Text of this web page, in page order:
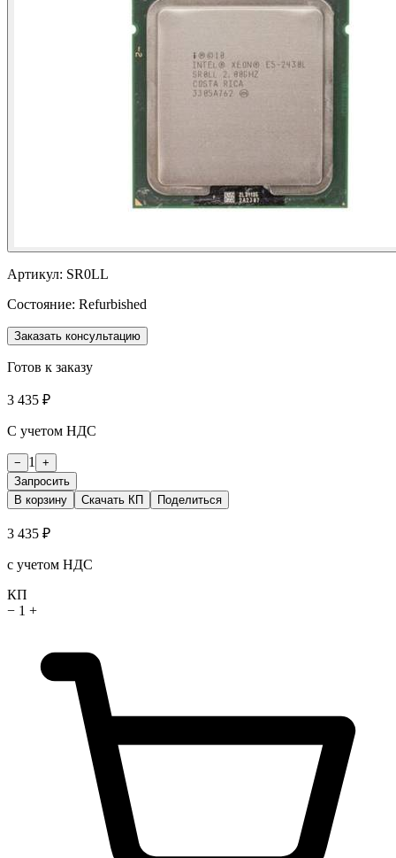
Артикул: SR0LL
Состояние: Refurbished
Заказать консультацию
Готов к заказу
3 435 ₽
С учетом НДС
− 1
+
Запросить
В корзину
Скачать КП Поделиться
3 435 ₽
с учетом НДС
КП
− 1 +